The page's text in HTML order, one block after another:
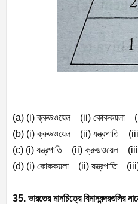
(a) (i)ক্রুডওয়েল (ii) কোককয়লা (
(b) (i)ক্রুডওয়েল (ii) যন্ত্রপাতি (
(c) (i) যন্ত্রপাতি (ii)ক্রুডওয়েল (
(d) (i) কোককয়লা (ii) যন্ত্রপাতি (
35. ভারতের মানচিত্রে বিমানবন্দরগুলির